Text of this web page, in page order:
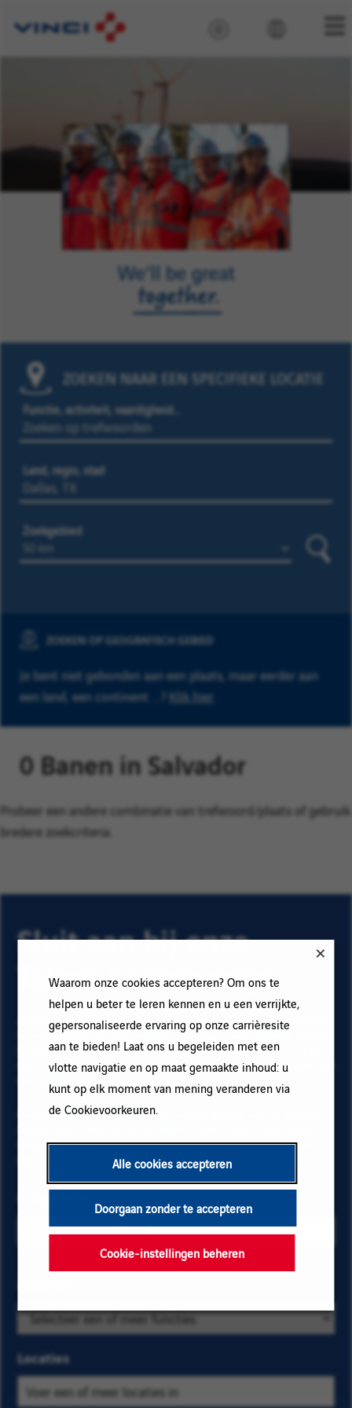
Waarom onze cookies accepteren? Om ons te
helpen u beter te leren kennen en u een verrijkte,
gepersonaliseerde ervaring op onze carrièresite
aan te bieden! Laat ons u begeleiden met een
vlotte navigatie en op maat gemaakte inhoud: u
kunt op elk moment van mening veranderen via
de Cookievoorkeuren.
Alle cookies accepteren
Doorgaan zonder te accepteren
Cookie-instellingen beheren
ZOEKEN NAAR EEN SPECIFIEKE LOCATIE
Functie, activiteit, vaardigheid…
Land, regio, stad
Zoekgebied
ZOEKEN OP GEOGRAFISCH GEBIED
Je bent niet gebonden aan een plaats, maar eerder aan
een land, een continent ...? Klik hier
0 Banen in Salvador
Probeer een andere combinatie van trefwoord/plaats of gebruik
bredere zoekcriteria.
Sluit aan bij onze
Talent Community!
Abonneer op onze e-mail alerts om ons vacature aanbod
te ontvangen en informatie te krijgen over nieuwe banen
binnen Vinci. Vul uw e-mailadres en voorkeuren in. Klik
op "Toevoegen" en vervolgens op "Abonneren" en blijf op
de hoogte via onze e-mail alerts!
Onderstaande gegevens zijn noodzakelijk om te kunnen
over het beheer van uw gegevens en over uw rechten,
E-mailadres
bedrijfs- en
locatiecriteria
vacatures te
vinden die u
op
categorie
kies
Locaties